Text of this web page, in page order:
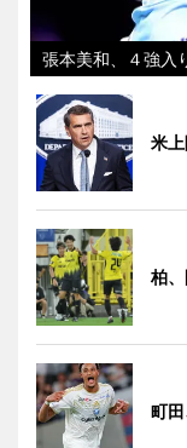
張本美和、４強入
米
柏
町